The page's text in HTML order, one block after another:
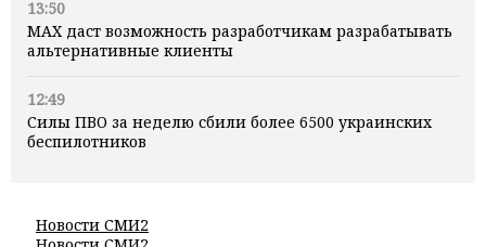
13:50
MAX даст возможность разработчикам разрабатывать
альтернативные клиенты
12:49
Силы ПВО за неделю сбили более 6500 украинских
беспилотников
Новости СМИ2